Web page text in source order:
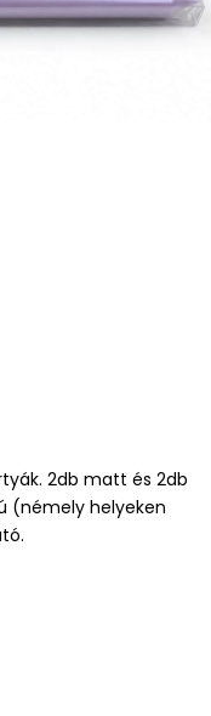
2db matt és 2db
(némely helyeken